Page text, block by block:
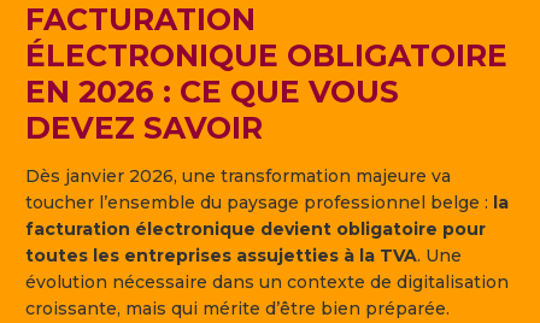
FACTURATION
ÉLECTRONIQUE OBLIGATOIRE
EN 2026 : CE QUE VOUS
DEVEZ SAVOIR
Dès janvier 2026, une transformation majeure va
toucher l’ensemble du paysage professionnel belge : la
facturation électronique devient obligatoire pour
toutes les entreprises assujetties à la TVA. Une
évolution nécessaire dans un contexte de digitalisation
croissante, mais qui mérite d’être bien préparée.